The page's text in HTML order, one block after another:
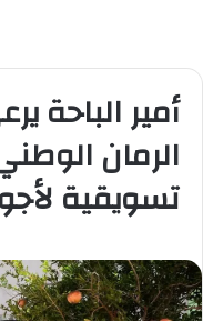
أمير الباحة
تسويقية